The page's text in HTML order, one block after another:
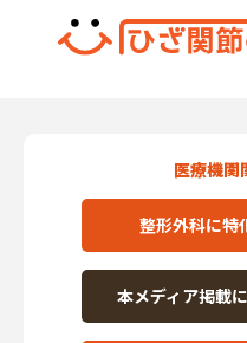
医療機関
整形外科に特
本メディア掲載